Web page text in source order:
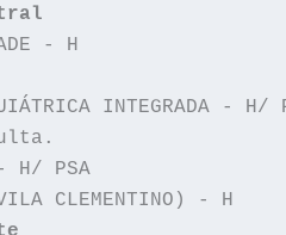
INTEGRADA
- H/ PSA